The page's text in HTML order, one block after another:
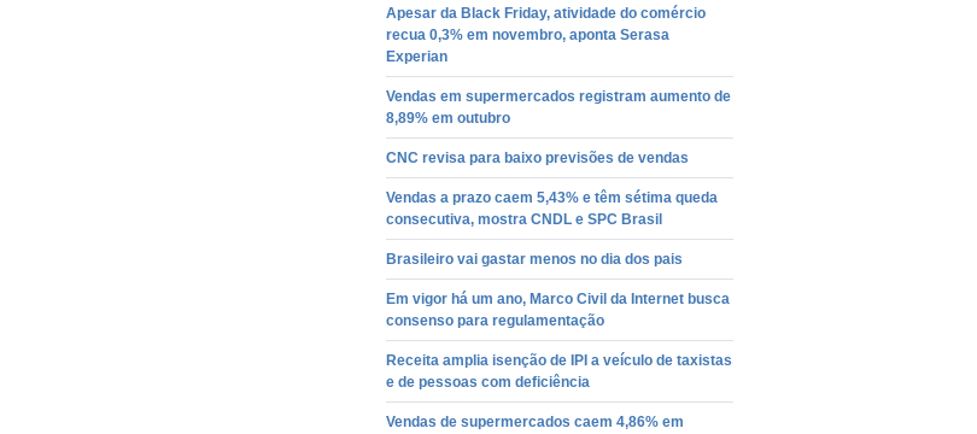
Apesar da Black Friday, atividade do comércio
recua 0,3% em novembro, aponta Serasa
Experian
Vendas em supermercados registram aumento de
8,89% em outubro
CNC revisa para baixo previsões de vendas
Vendas a prazo caem 5,43% e têm sétima queda
consecutiva, mostra CNDL e SPC Brasil
Brasileiro vai gastar menos no dia dos pais
Em vigor há um ano, Marco Civil da Internet busca
consenso para regulamentação
Receita amplia isenção de IPI a veículo de taxistas
e de pessoas com deficiência
Vendas de supermercados caem 4,86% em